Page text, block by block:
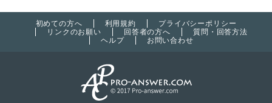
初めての方へ 利用規約
プライバシーポリシー
リンクのお願い
回答者の方へ
質問・回答方法
ヘルプ
お問い合わせ